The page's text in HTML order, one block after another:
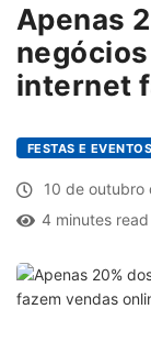
Apenas
internet
FESTAS E EVENTOS
10 de outubro
4 minutes read